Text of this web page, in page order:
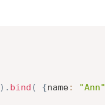
) . bind ( {name: "Ann"